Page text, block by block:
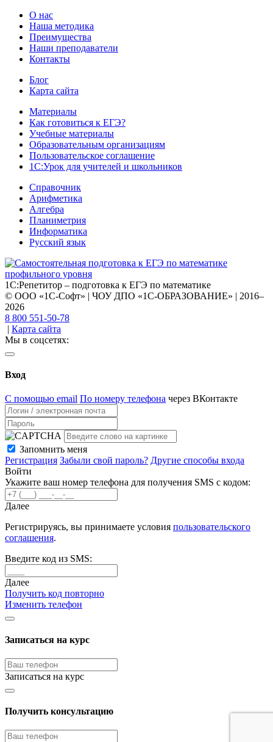
О нас
Наша методика
Преимущества
Наши преподаватели
Контакты
Блог
Карта сайта
Материалы
Как готовиться к ЕГЭ?
Учебные материалы
Образовательным организациям
Пользовательское соглашение
1С:Урок для учителей и школьников
Справочник
Арифметика
Алгебра
Планиметрия
Информатика
Русский язык
1С:Репетитор – подготовка к ЕГЭ по математике
© ООО «1С-Софт» | ЧОУ ДПО «1С-ОБРАЗОВАНИЕ» | 2016–
2026
8 800 551-50-78
| Карта сайта
Мы в соцсетях:
Вход
С помощью email По номеру телефона через ВКонтакте
Запомнить меня
Регистрация Забыли свой пароль? Другие способы входа
Войти
Укажите ваш номер телефона для получения SMS с кодом:
Далее
Регистрируясь, вы принимаете условия пользовательского
соглашения.
Введите код из SMS:
Далее
Получить код повторно
Изменить телефон
Записаться на курс
Записаться на курс
Получить консультацию